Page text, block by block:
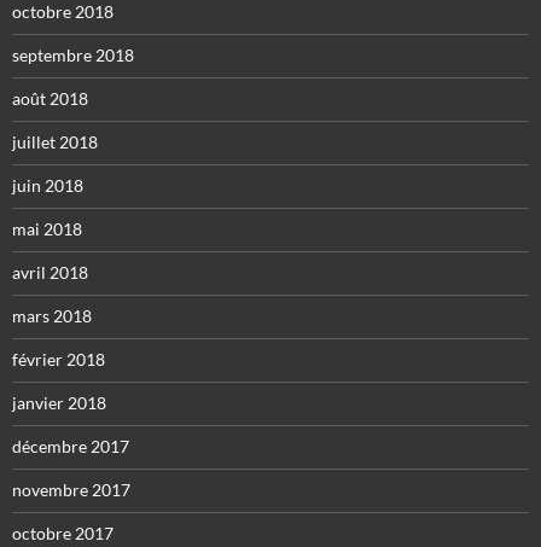
octobre 2018
septembre 2018
août 2018
juillet 2018
juin 2018
mai 2018
avril 2018
mars 2018
février 2018
janvier 2018
décembre 2017
novembre 2017
octobre 2017